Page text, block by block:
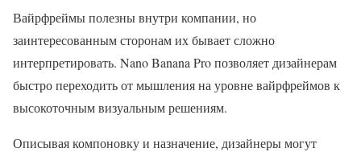
Вайрфреймы полезны внутри компании, но
заинтересованным сторонам их бывает сложно
интерпретировать. Nano Banana Pro позволяет дизайнерам
быстро переходить от мышления на уровне вайрфреймов к
высокоточным визуальным решениям.
Описывая компоновку и назначение, дизайнеры могут